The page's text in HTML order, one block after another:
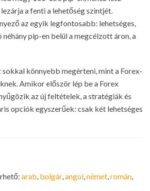
a fenti a lehetőség szintjét.
az egyik legfontosabb: lehetséges,
néhány pip-en belül a megcélzott áron, a
könnyebb megérteni, mint a Forex-
Amikor először lép be a Forex
az új feltételek, a stratégiák és
opciók egyszerűek: csak két lehetséges
arab bolgár angol német román